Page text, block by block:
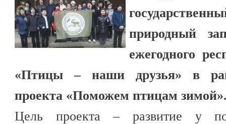
природный
ежегодного
«Птицы – наши друзья» в
проекта «Поможем птицам
Цель проекта – развитие у